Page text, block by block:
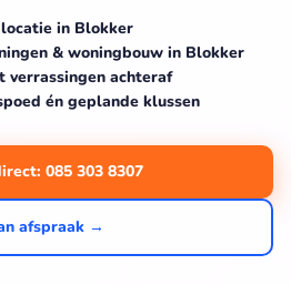
in Blokker
& woningbouw in Blokker
achteraf
én geplande klussen
085 303 8307
afspraak →